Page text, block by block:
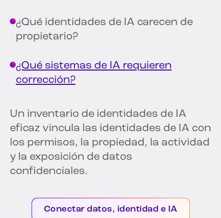
¿Qué identidades de IA carecen de
propietario?
¿Qué sistemas de IA requieren
corrección?
Un inventario de identidades de IA
eficaz vincula las identidades de IA con
los permisos, la propiedad, la actividad
y la exposición de datos
confidenciales.
Conectar datos, identidad e IA